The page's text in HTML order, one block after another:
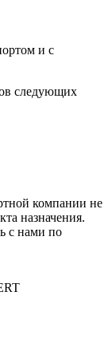
и с
следующих
компании не
назначения.
с нами по